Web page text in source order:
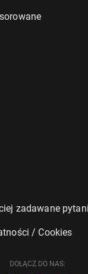
zadawane
/ Cookies
DOŁĄCZ DO NAS: